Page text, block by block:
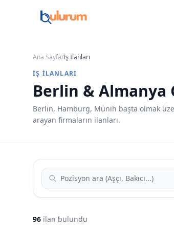
Ana Sayfa/İş İlanları
İŞ İLANLARI
Berlin & Almanya
Berlin, Hamburg, Münih başta olmak
arayan firmaların ilanları.
96 ilan bulundu